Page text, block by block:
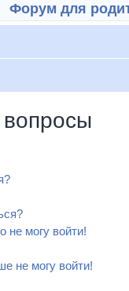
Форум для
не могу войти!
не могу войти!